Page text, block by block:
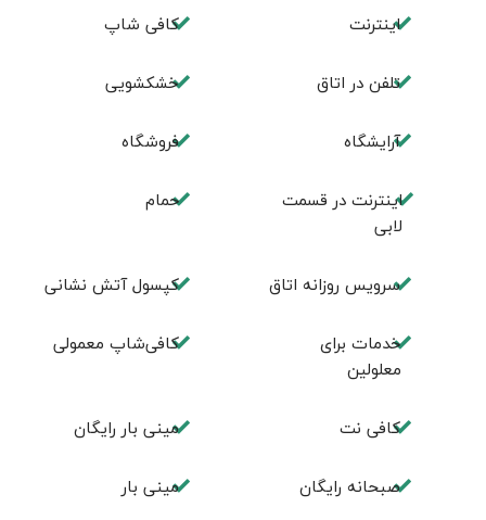
اینترنت کافی شاپ
تلفن در اتاق خشکشویی
آرایشگاه فروشگاه
اینترنت در قسمت
لابی
حمام
سرویس روزانه اتاق کپسول آتش نشانی
خدمات برای
معلولین
کافی‌شاپ معمولی‌
کافی نت مینی بار رایگان
صبحانه رایگان مینی بار